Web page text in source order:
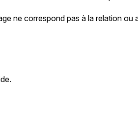
ne correspond pas à la relation ou